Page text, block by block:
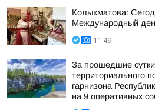
Колыхматова:
Международный
11:49
За прошедшие
территориального
гарнизона
на 9 оперативных